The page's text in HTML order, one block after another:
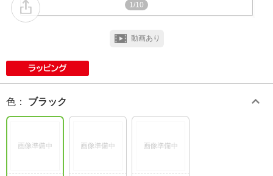
1/10
動画あり
色 ： ブラック